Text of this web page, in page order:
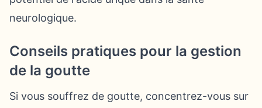
neurologique.
Conseils pratiques pour la gestion
de la goutte
Si vous souffrez de goutte, concentrez-vous sur